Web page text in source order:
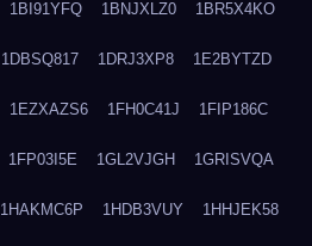
1BI91YFQ 1BNJXLZ0 1BR5X4KO
1DBSQ817 1DRJ3XP8 1E2BYTZD
1EZXAZS6 1FH0C41J 1FIP186C
1FP03I5E 1GL2VJGH 1GRISVQA
1HAKMC6P 1HDB3VUY 1HHJEK58